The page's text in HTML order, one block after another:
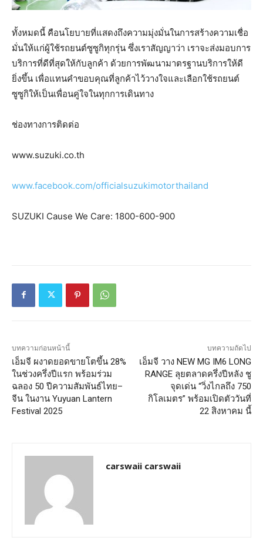
ทั้งหมดนี้ คือนโยบายที่แสดงถึงความมุ่งมั่นในการสร้างความเชื่อ
มั่นให้แก่ผู้ใช้รถยนต์ซูซูกิทุกรุ่น ซึ่งเราสัญญาว่า เราจะส่งมอบการ
บริการที่ดีที่สุดให้กับลูกค้า ด้วยการพัฒนามาตรฐานบริการให้ดี
ยิ่งขึ้น เพื่อแทนคำขอบคุณที่ลูกค้าไว้วางใจและเลือกใช้รถยนต์
ซูซูกิให้เป็นเพื่อนคู่ใจในทุกการเดินทาง
ช่องทางการติดต่อ
www.suzuki.co.th
www.facebook.com/officialsuzukimotorthailand
SUZUKI Cause We Care: 1800-600-900
บทความก่อนหน้านี้
เอ็มจี ผงาดยอดขายโตขึ้น 28%
ในช่วงครึ่งปีแรก พร้อมร่วม
ฉลอง 50 ปีความสัมพันธ์ไทย–
จีน ในงาน Yuyuan Lantern
Festival 2025
บทความถัดไป
เอ็มจี วาง NEW MG IM6 LONG
RANGE ลุยตลาดครึ่งปีหลัง ชู
จุดเด่น “วิ่งไกลถึง 750
กิโลเมตร” พร้อมเปิดตัววันที่
22 สิงหาคม นี้
carswaii carswaii